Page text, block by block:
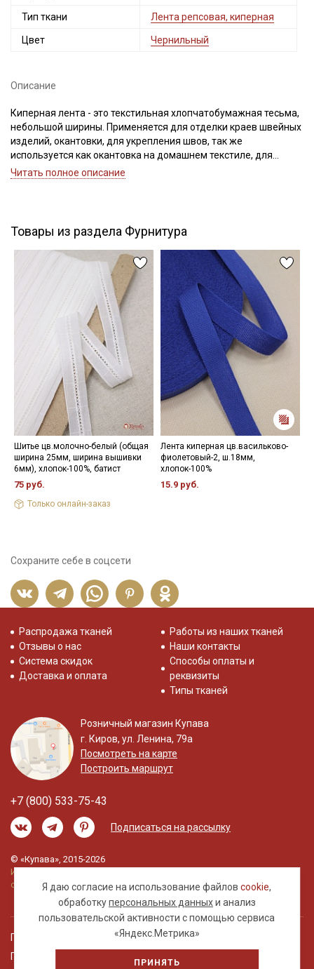
Тип ткани Лента репсовая, киперная
Цвет Чернильный
Описание
Киперная лента - это текстильная хлопчатобумажная тесьма,
небольшой ширины. Применяется для отделки краев швейных
изделий, окантовки, для укрепления швов, так же
используется как окантовка на домашнем текстиле, для
укрепления швов может быть использована на форменной и
Важно! Перед применением ее следует замочить в воде при
30С – 40С для исключения дальнейшей усадки. Усадка до 5%
Цветопередача может отличаться от оригинального цвета в
зависимости от настроек вашего монитора.
Читать полное описание
Товары из раздела Фурнитура
Шитье цв.молочно-белый (общая
ширина 25мм, ширина вышивки
6мм), хлопок-100%, батист
75 руб.
Только онлайн-заказ
Лента киперная цв.васильково-
фиолетовый-2, ш.18мм,
хлопок-100%
15.9 руб.
Сохраните себе в соцсети
Я даю согласие на использование файловcookie,
обработкуперсональных данныхи анализ
пользовательской активности с помощью сервиса
«Яндекс.Метрика»
ПРИНЯТЬ
Распродажа тканей
Отзывы о нас
Система скидок
Доставка и оплата
Работы из наших тканей
Наши контакты
Способы оплаты и
реквизиты
Типы тканей
Розничный магазин Купава
г. Киров, ул. Ленина, 79а
Посмотреть на карте
Построить маршрут
+7 (800) 533-75-43
Подписаться на рассылку
© «Купава», 2015-2026
Информация на сайте не является публичной
офертой.
Правовая информация
Политика обработки персональных данных
Электронная почта
Ознакомлен(а) сПолитикой обработки персональных
данныхи даюСогласие на обработку персональных
данных
ДаюСогласие на получение рекламных и